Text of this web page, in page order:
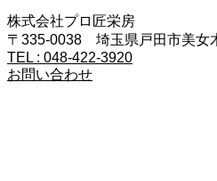
株式会社プロ匠栄房
〒335-0038 埼玉県戸田市美女
TEL : 048-422-3920
お問い合わせ